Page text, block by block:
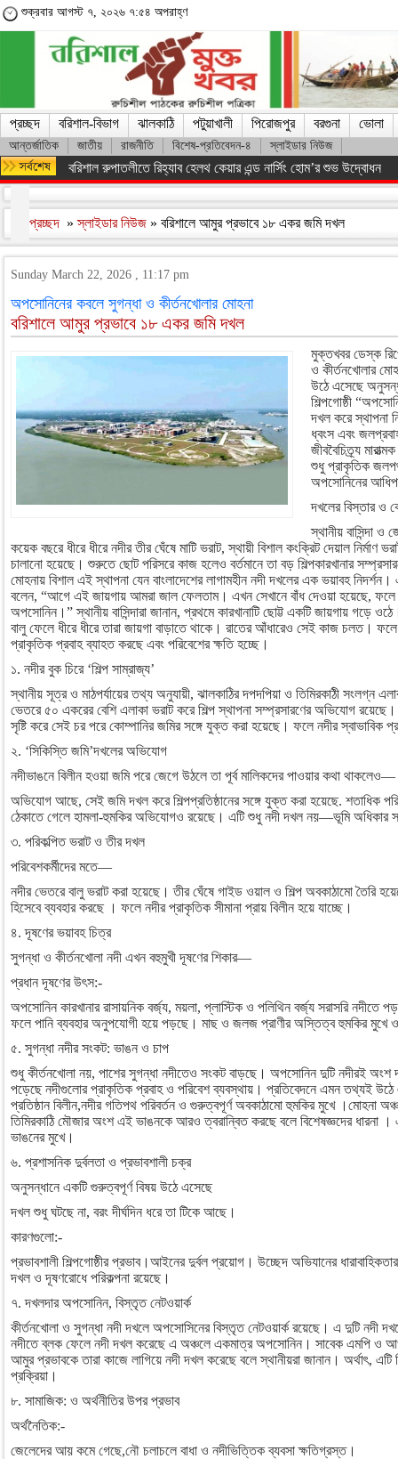
শুক্রবার আগস্ট ৭, ২০২৬ ৭:৫৪ অপরাহ্ণ
প্রচ্ছদ বরিশাল-বিভাগ ঝালকাঠি পটুয়াখালী পিরোজপুর বরগুনা ভোলা
আন্তর্জাতিক জাতীয় রাজনীতি বিশেষ-প্রতিবেদন-৪ স্লাইডার নিউজ
ফরিদপুরের ভাঙ্গায় নিয়ন্ত্রণ হারিয়ে যাত্রীবাহী বাস খাদে, আহত ১৫
প্রচ্ছদ »স্লাইডার নিউজ » বরিশালে আমুর প্রভাবে ১৮ একর জমি দখল
Sunday March 22, 2026 , 11:17 pm
অপসোনিনের কবলে সুগন্ধা ও কীর্তনখোলার মোহনা
বরিশালে আমুর প্রভাবে ১৮ একর জমি দখল
মুক্তখবর ডেস্ক
ও কীর্তনখোলার
উঠে এসেছে
শিল্পগোষ্ঠী
দখল করে স্থাপনা
ধ্বংস এবং
জীববৈচিত্র্য
শুধু প্রাকৃতিক
অপসোনিনের
দখলের বিস্তার ও
স্থানীয় বাসিন্দা
কয়েক বছরে ধীরে ধীরে নদীর তীর ঘেঁষে মাটি ভরাট, স্থায়ী বিশাল কংক্রিট দেয়াল নির্মাণ
চালানো হয়েছে। শুরুতে ছোট পরিসরে কাজ হলেও বর্তমানে তা বড় শিল্পকারখানার
মোহনায় বিশাল এই স্থাপনা যেন বাংলাদেশের লাগামহীন নদী দখলের এক ভয়াবহ
বলেন, “আগে এই জায়গায় আমরা জাল ফেলতাম। এখন সেখানে বাঁধ দেওয়া হয়েছে, ফলে
অপসোনিন।” স্থানীয় বাসিন্দারা জানান, প্রথমে কারখানাটি ছোট্ট একটি জায়গায় গড়ে
বালু ফেলে ধীরে ধীরে তারা জায়গা বাড়াতে থাকে। রাতের আঁধারেও সেই কাজ চলত। ফলে
প্রাকৃতিক প্রবাহ ব্যাহত করছে এবং পরিবেশের ক্ষতি হচ্ছে।
১. নদীর বুক চিরে ‘শিল্প সাম্রাজ্য’
স্থানীয় সূত্র ও মাঠপর্যায়ের তথ্য অনুযায়ী, ঝালকাঠির দপদপিয়া ও তিমিরকাঠী সংলগ্ন
ভেতরে ৫০ একরের বেশি এলাকা ভরাট করে শিল্প স্থাপনা সম্প্রসারণের অভিযোগ
সৃষ্টি করে সেই চর পরে কোম্পানির জমির সঙ্গে যুক্ত করা হয়েছে। ফলে নদীর স্বাভাবিক
২. ‘সিকিস্তি জমি’দখলের অভিযোগ
নদীভাঙনে বিলীন হওয়া জমি পরে জেগে উঠলে তা পূর্ব মালিকদের পাওয়ার কথা থাকলেও—
অভিযোগ আছে, সেই জমি দখল করে শিল্পপ্রতিষ্ঠানের সঙ্গে যুক্ত করা হয়েছে. শতাধিক
ঠেকাতে গেলে হামলা-হুমকির অভিযোগও রয়েছে। এটি শুধু নদী দখল নয়—ভূমি অধিকার
৩. পরিকল্পিত ভরাট ও তীর দখল
পরিবেশকর্মীদের মতে—
নদীর ভেতরে বালু ভরাট করা হয়েছে। তীর ঘেঁষে গাইড ওয়াল ও শিল্প অবকাঠামো তৈরি
হিসেবে ব্যবহার করছে । ফলে নদীর প্রাকৃতিক সীমানা প্রায় বিলীন হয়ে যাচ্ছে।
৪. দূষণের ভয়াবহ চিত্র
সুগন্ধা ও কীর্তনখোলা নদী এখন বহুমুখী দূষণের শিকার—
প্রধান দূষণের উৎস:-
অপসোনিন কারখানার রাসায়নিক বর্জ্য, ময়লা, প্লাস্টিক ও পলিথিন বর্জ্য সরাসরি নদীতে
ফলে পানি ব্যবহার অনুপযোগী হয়ে পড়ছে। মাছ ও জলজ প্রাণীর অস্তিত্ব হুমকির মুখে ও
৫. সুগন্ধা নদীর সংকট: ভাঙন ও চাপ
শুধু কীর্তনখোলা নয়, পাশের সুগন্ধা নদীতেও সংকট বাড়ছে। অপসোনিন দুটি নদীরই অংশ
পড়েছে নদীগুলোর প্রাকৃতিক প্রবাহ ও পরিবেশ ব্যবস্থায়। প্রতিবেদনে এমন তথ্যই উঠে
প্রতিষ্ঠান বিলীন,নদীর গতিপথ পরিবর্তন ও গুরুত্বপূর্ণ অবকাঠামো হুমকির মুখে ।মোহনা
তিমিরকাঠি মৌজার অংশ এই ভাঙনকে আরও ত্বরান্বিত করছে বলে বিশেষজ্ঞদের ধারনা ।
ভাঙনের মুখে।
৬. প্রশাসনিক দুর্বলতা ও প্রভাবশালী চক্র
অনুসন্ধানে একটি গুরুত্বপূর্ণ বিষয় উঠে এসেছে
দখল শুধু ঘটছে না, বরং দীর্ঘদিন ধরে তা টিকে আছে।
কারণগুলো:-
প্রভাবশালী শিল্পগোষ্ঠীর প্রভাব।আইনের দুর্বল প্রয়োগ। উচ্ছেদ অভিযানের
দখল ও দূষণরোধে পরিকল্পনা রয়েছে।
৭. দখলদার অপসোনিন, বিস্তৃত নেটওয়ার্ক
কীর্তনখোলা ও সুগন্ধা নদী দখলে অপসোসিনের বিস্তৃত নেটওয়ার্ক রয়েছে। এ দুটি নদী
নদীতে ব্লক ফেলে নদী দখল করেছে এ অঞ্চলে একমাত্র অপসোনিন। সাবেক এমপি ও
আমুর প্রভাবকে তারা কাজে লাগিয়ে নদী দখল করেছে বলে স্থানীয়রা জানান। অর্থাৎ,
প্রক্রিয়া।
৮. সামাজিক: ও অর্থনীতির উপর প্রভাব
অর্থনৈতিক:-
জেলেদের আয় কমে গেছে,নৌ চলাচলে বাধা ও নদীভিত্তিক ব্যবসা ক্ষতিগ্রস্ত।